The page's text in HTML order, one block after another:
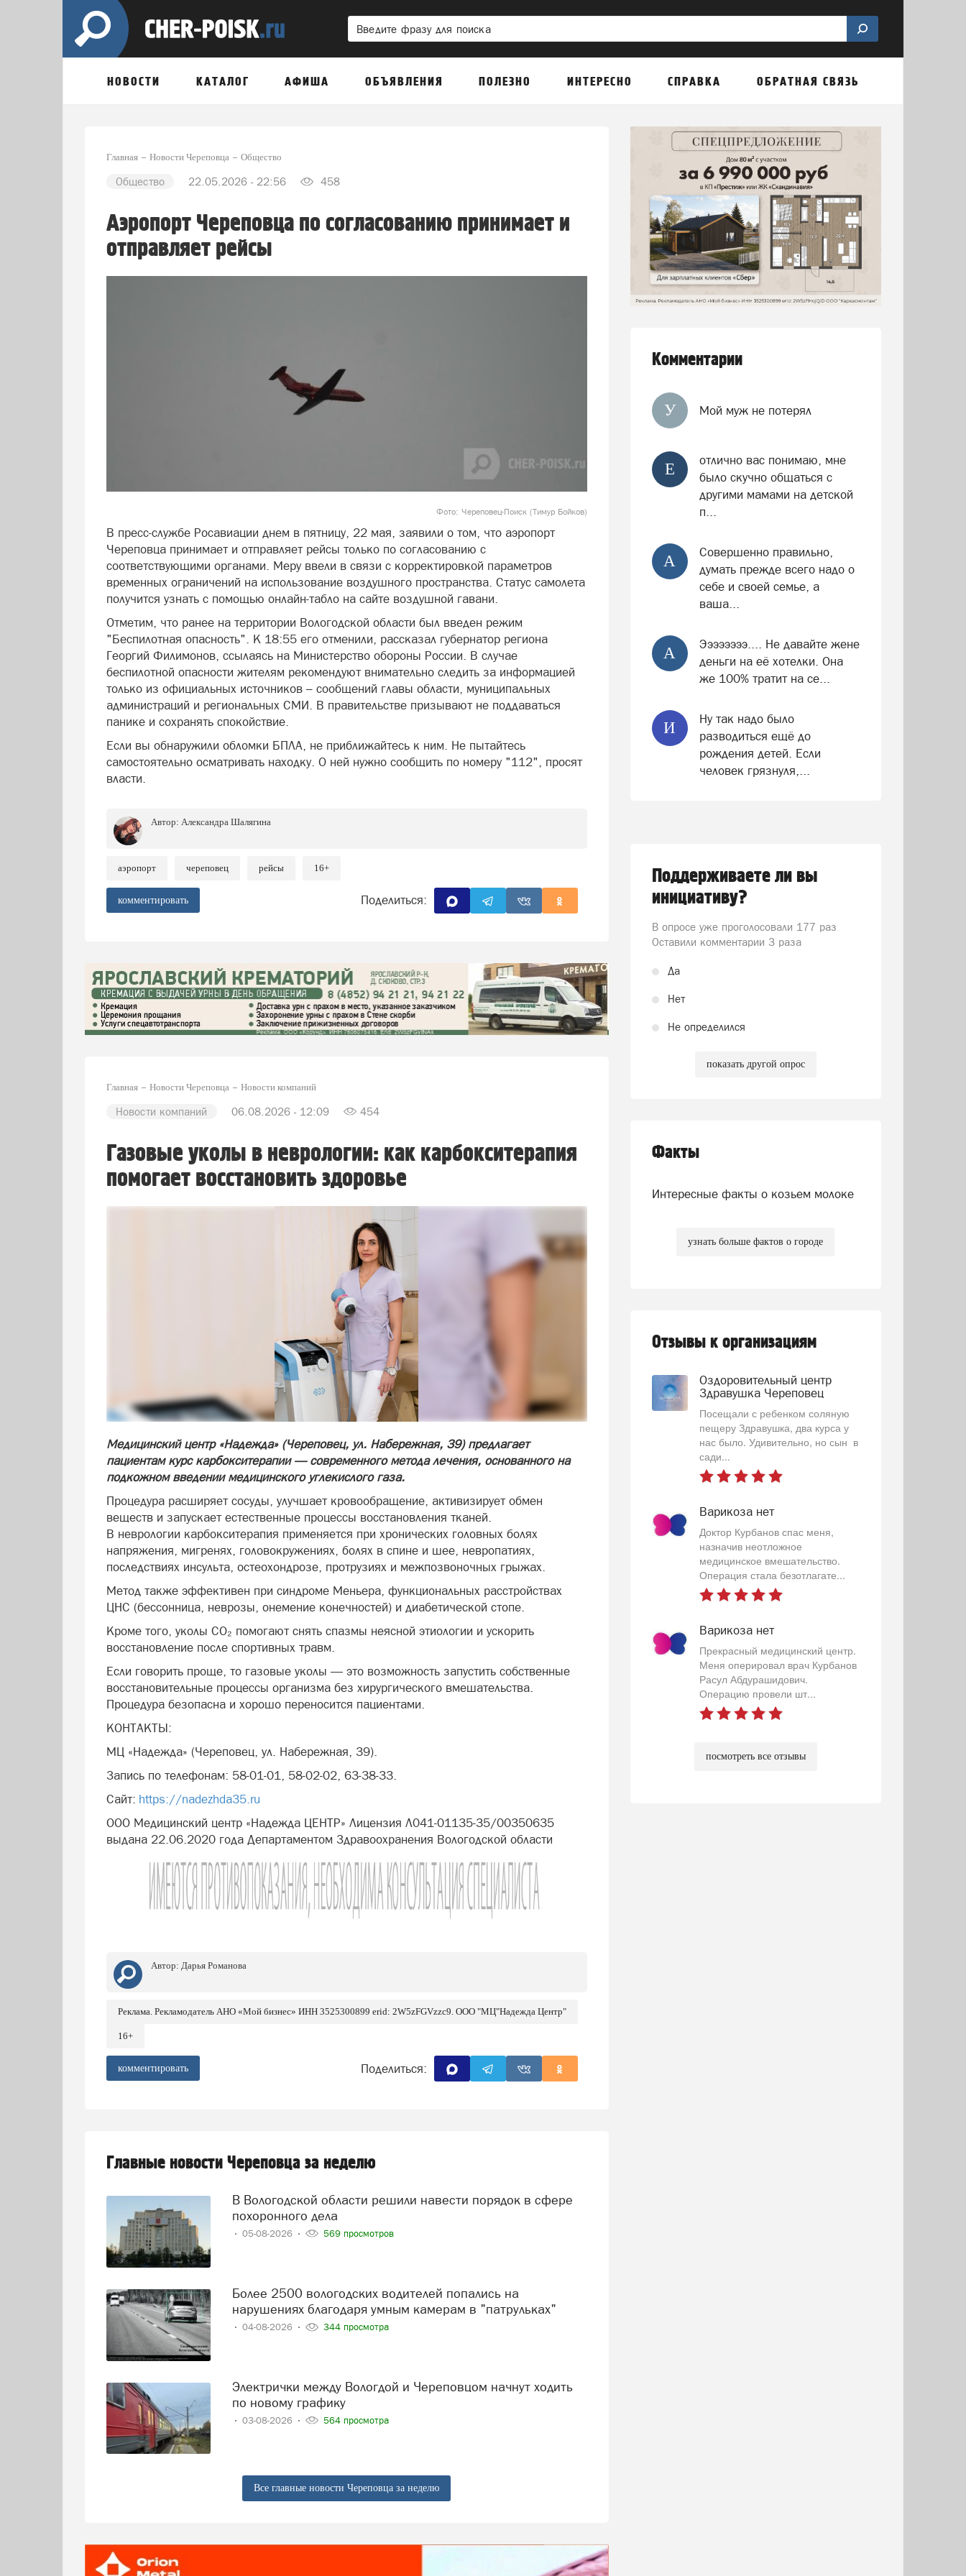
НОВОСТИ КАТАЛОГ АФИША ОБЪЯВЛЕНИЯ ПОЛЕЗНО ИНТЕРЕСНО СПРАВКА ОБРАТНАЯ СВЯЗЬ
Главная Новости Череповца Общество
Общество 22.05.2026 - 22:56 458
Аэропорт Череповца по согласованию принимает и
отправляет рейсы
Фото: Череповец-Поиск (Тимур Бойков)
В пресс-службе Росавиации днем в пятницу, 22 мая, заявили о том, что аэропорт
Череповца принимает и отправляет рейсы только по согласованию с
соответствующими органами. Меру ввели в связи с корректировкой параметров
временных ограничений на использование воздушного пространства. Статус самолета
получится узнать с помощью онлайн-табло на сайте воздушной гавани.
Отметим, что ранее на территории Вологодской области был введен режим
"Беспилотная опасность". К 18:55 его отменили, рассказал губернатор региона
Георгий Филимонов, ссылаясь на Министерство обороны России. В случае
беспилотной опасности жителям рекомендуют внимательно следить за информацией
только из официальных источников – сообщений главы области, муниципальных
администраций и региональных СМИ. В правительстве призывают не поддаваться
панике и сохранять спокойствие.
Если вы обнаружили обломки БПЛА, не приближайтесь к ним. Не пытайтесь
самостоятельно осматривать находку. О ней нужно сообщить по номеру "112", просят
власти.
Автор: Александра Шалягина
аэропорт череповец рейсы 16+
комментировать Поделиться:
Главная Новости Череповца Новости компаний
Новости компаний 06.08.2026 - 12:09 454
Газовые уколы в неврологии: как карбокситерапия
помогает восстановить здоровье
Медицинский центр «Надежда» (Череповец, ул. Набережная, 39) предлагает
пациентам курс карбокситерапии — современного метода лечения, основанного на
подкожном введении медицинского углекислого газа.
Процедура расширяет сосуды, улучшает кровообращение, активизирует обмен
веществ и запускает естественные процессы восстановления тканей.
В неврологии карбокситерапия применяется при хронических головных болях
напряжения, мигренях, головокружениях, болях в спине и шее, невропатиях,
последствиях инсульта, остеохондрозе, протрузиях и межпозвоночных грыжах.
Метод также эффективен при синдроме Меньера, функциональных расстройствах
ЦНС (бессонница, неврозы, онемение конечностей) и диабетической стопе.
Кроме того, уколы CO₂ помогают снять спазмы неясной этиологии и ускорить
восстановление после спортивных травм.
Если говорить проще, то газовые уколы — это возможность запустить собственные
восстановительные процессы организма без хирургического вмешательства.
Процедура безопасна и хорошо переносится пациентами.
КОНТАКТЫ:
МЦ «Надежда» (Череповец, ул. Набережная, 39).
Запись по телефонам: 58-01-01, 58-02-02, 63-38-33.
Сайт: https://nadezhda35.ru
ООО Медицинский центр «Надежда ЦЕНТР» Лицензия Л041-01135-35/00350635
выдана 22.06.2020 года Департаментом Здравоохранения Вологодской области
Автор: Дарья Романова
Реклама. Рекламодатель АНО «Мой бизнес» ИНН 3525300899 erid: 2W5zFGVzzc9. ООО "МЦ"Надежда Центр"
16+
комментировать Поделиться:
Главные новости Череповца за неделю
В Вологодской области решили навести порядок в сфере
похоронного дела
05-08-2026 569 просмотров
Более 2500 вологодских водителей попались на
нарушениях благодаря умным камерам в "патрульках"
04-08-2026 344 просмотра
Электрички между Вологдой и Череповцом начнут ходить
по новому графику
03-08-2026 564 просмотра
Все главные новости Череповца за неделю
Комментарии
У Мой муж не потерял
Е
отлично вас понимаю, мне
было скучно общаться с
другими мамами на детской
п...
А
Совершенно правильно,
думать прежде всего надо о
себе и своей семье, а
ваша...
А
Ээээээээ.... Не давайте жене
деньги на её хотелки. Она
же 100% тратит на се...
И
Ну так надо было
разводиться ещё до
рождения детей. Если
человек грязнуля,...
Поддерживаете ли вы
инициативу?
В опросе уже проголосовали 177 раз
Оставили комментарии 3 раза
Да
Нет
Не определился
показать другой опрос
Факты
Интересные факты о козьем молоке
узнать больше фактов о городе
Отзывы к организациям
Оздоровительный центр
Здравушка Череповец
Посещали с ребенком соляную
пещеру Здравушка, два курса у
нас было. Удивительно, но сын в
сади...
Варикоза нет
Доктор Курбанов спас меня,
назначив неотложное
медицинское вмешательство.
Операция стала безотлагате...
Варикоза нет
Прекрасный медицинский центр.
Меня оперировал врач Курбанов
Расул Абдурашидович.
Операцию провели шт...
посмотреть все отзывы